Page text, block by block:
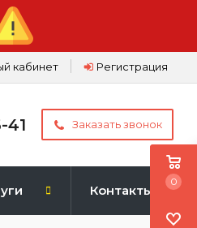
Регистрация
кабинет
41 Заказать звонок
Контакты
0